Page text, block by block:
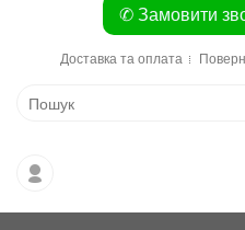
✆ Замовити
Доставка та оплата